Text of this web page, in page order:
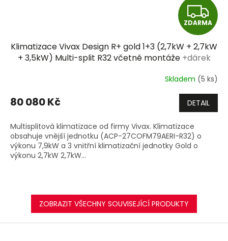
Z
D
A
R
M
A
ZDARMA
Klimatizace Vivax Design R+ gold 1+3 (2,7kW + 2,7kW
+ 3,5kW) Multi-split R32 včetně montáže +dárek
Skladem (5 ks)
80 080 Kč DETAIL
Multisplitová klimatizace od firmy Vivax. Klimatizace
obsahuje vnější jednotku (ACP-27COFM79AERI-R32) o
výkonu 7,9kW a 3 vnitřní klimatizační jednotky Gold o
výkonu 2,7kW 2,7kW...
ZOBRAZIT VŠECHNY SOUVISEJÍCÍ PRODUKTY
Z